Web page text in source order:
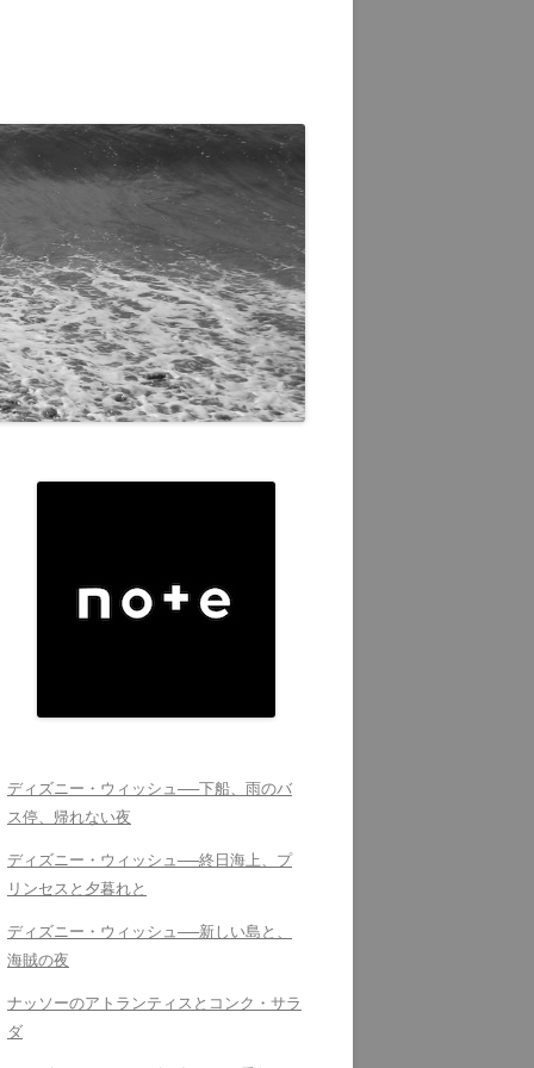
ディズニー・ウィッシュ──下船、雨のバ
ス停、帰れない夜
ディズニー・ウィッシュ──終日海上、プ
リンセスと夕暮れと
ディズニー・ウィッシュ──新しい島と、
海賊の夜
ナッソーのアトランティスとコンク・サラ
ダ